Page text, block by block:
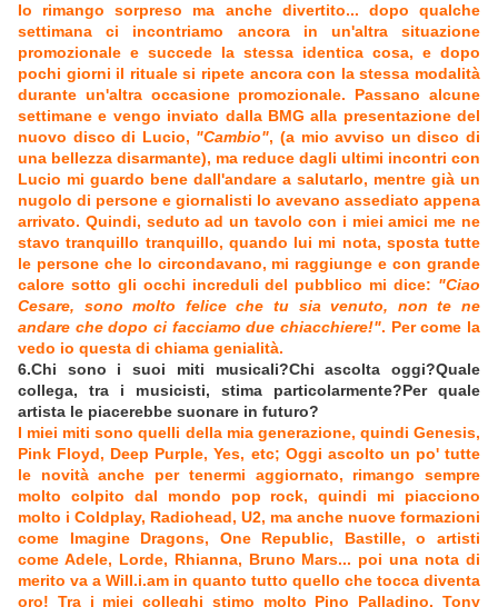
Io rimango sorpreso ma anche divertito... dopo qualche
settimana ci incontriamo ancora in un'altra situazione
promozionale e succede la stessa identica cosa, e dopo
pochi giorni il rituale si ripete ancora con la stessa modalità
durante un'altra occasione promozionale. Passano alcune
settimane e vengo inviato dalla BMG alla presentazione del
nuovo disco di Lucio, "Cambio", (a mio avviso un disco di
una bellezza disarmante), ma reduce dagli ultimi incontri con
Lucio mi guardo bene dall'andare a salutarlo, mentre già un
nugolo di persone e giornalisti lo avevano assediato appena
arrivato. Quindi, seduto ad un tavolo con i miei amici me ne
stavo tranquillo tranquillo, quando lui mi nota, sposta tutte
le persone che lo circondavano, mi raggiunge e con grande
calore sotto gli occhi increduli del pubblico mi dice: "Ciao
Cesare, sono molto felice che tu sia venuto, non te ne
andare che dopo ci facciamo due chiacchiere!". Per come la
vedo io questa di chiama genialità.
6.Chi sono i suoi miti musicali?Chi ascolta oggi?Quale
collega, tra i musicisti, stima particolarmente?Per quale
artista le piacerebbe suonare in futuro?
I miei miti sono quelli della mia generazione, quindi Genesis,
Pink Floyd, Deep Purple, Yes, etc; Oggi ascolto un po' tutte
le novità anche per tenermi aggiornato, rimango sempre
molto colpito dal mondo pop rock, quindi mi piacciono
molto i Coldplay, Radiohead, U2, ma anche nuove formazioni
come Imagine Dragons, One Republic, Bastille, o artisti
come Adele, Lorde, Rhianna, Bruno Mars... poi una nota di
merito va a Will.i.am in quanto tutto quello che tocca diventa
oro! Tra i miei colleghi stimo molto Pino Palladino, Tony